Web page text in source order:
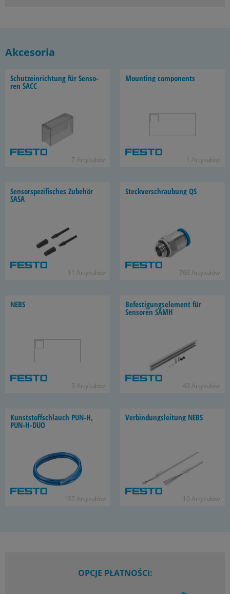
Akcesoria
Schut­ze­in­rich­tung für Sen­so­
ren SACC
7 Ar­ty­ku­łów
Mo­un­ting com­po­nents
1 Ar­ty­ku­łów
Sen­sor­spe­zi­fi­sches Zubehör
SASA
11 Ar­ty­ku­łów
Stec­kver­schrau­bung QS
793 Ar­ty­ku­łów
NEBS
3 Ar­ty­ku­łów
Be­fe­sti­gung­se­le­ment für
Sen­so­ren SAMH
43 Ar­ty­ku­łów
Kun­st­stof­fschlauch PUN-H,
PUN-​H-DUO
157 Ar­ty­ku­łów
Ver­bin­dung­sle­itung NEBS
10 Ar­ty­ku­łów
OPCJE PŁATNOŚCI: